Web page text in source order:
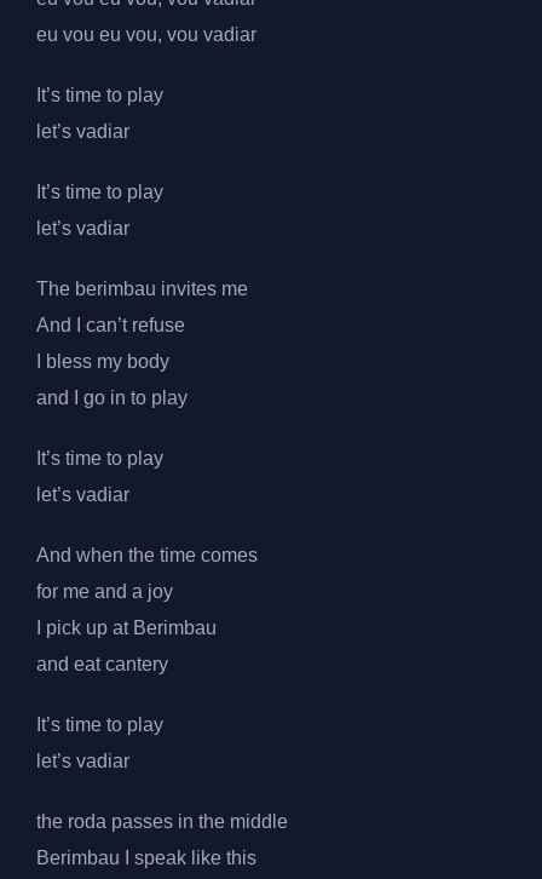
eu vou eu vou, vou vadiar
It’s time to play
let’s vadiar
It’s time to play
let’s vadiar
The berimbau invites me
And I can’t refuse
I bless my body
and I go in to play
It’s time to play
let’s vadiar
And when the time comes
for me and a joy
I pick up at Berimbau
and eat cantery
It’s time to play
let’s vadiar
the roda passes in the middle
Berimbau I speak like this